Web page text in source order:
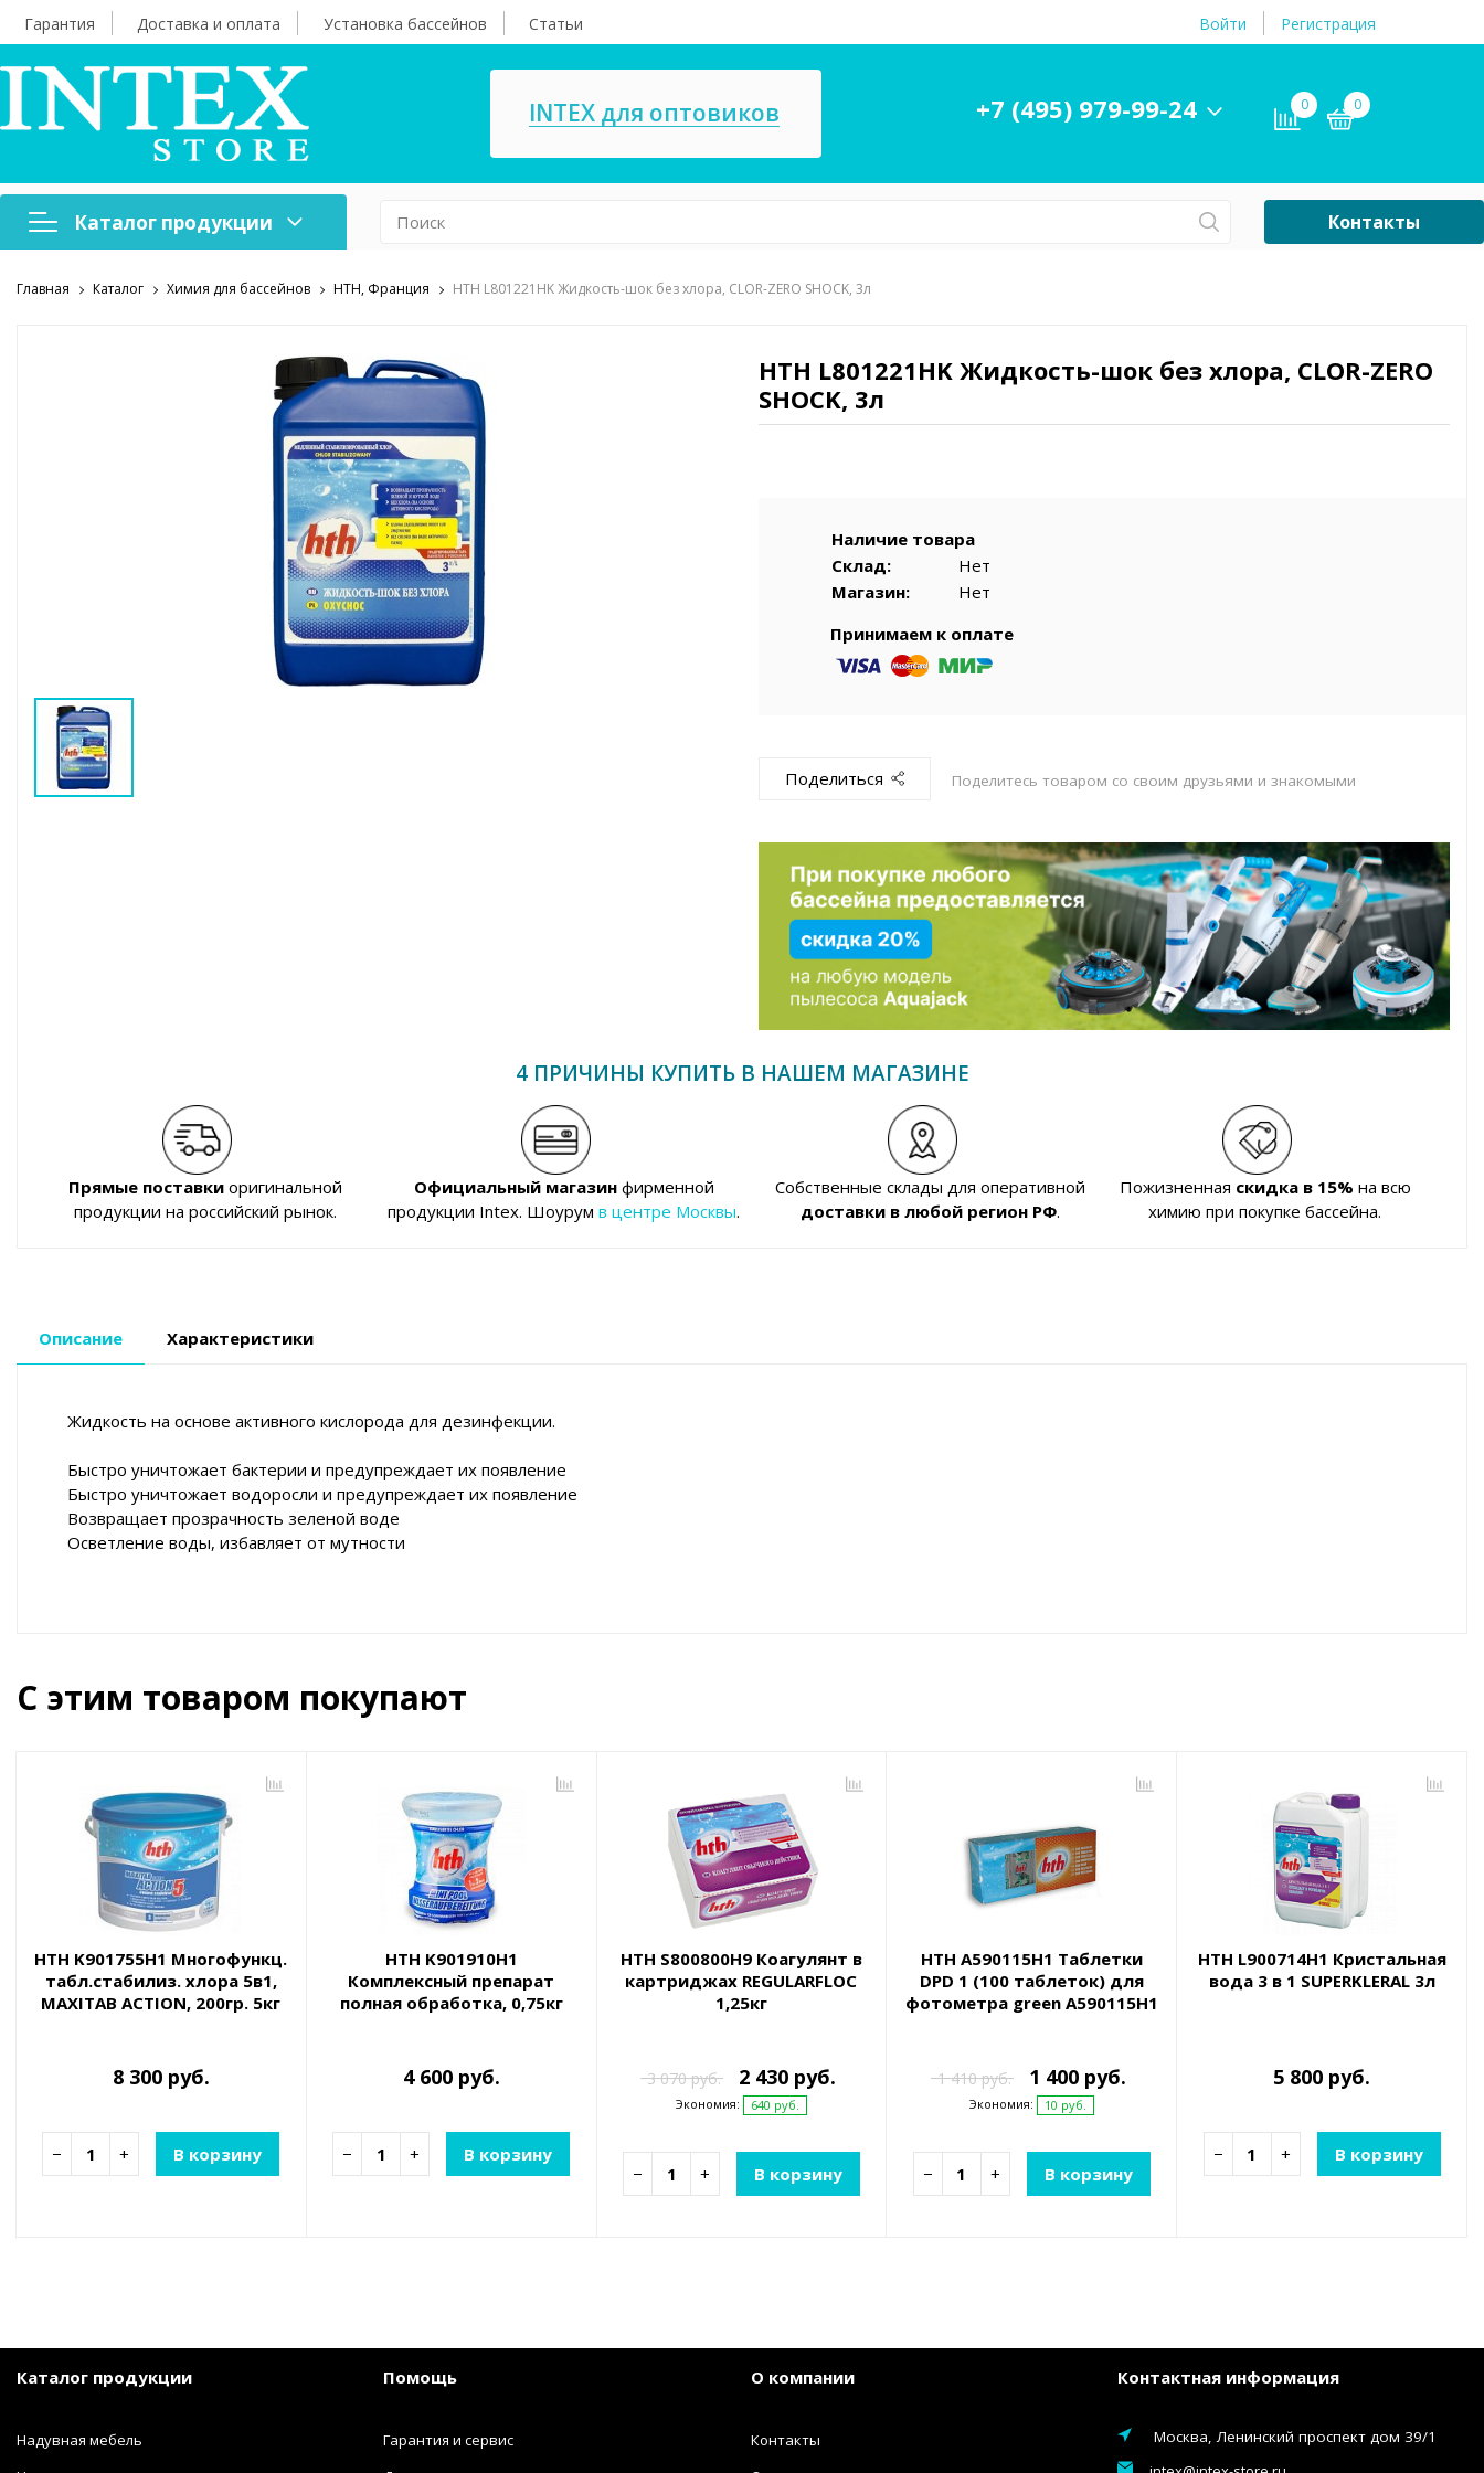
Гарантия Доставка и оплата Установка бассейнов Статьи Войти Регистрация
INTEX для оптовиков +7 (495) 979-99-24 0 0
Каталог продукции
Надувная мебель Насосы, ремкомплекты СПА
игрушки
принадлежности
Надувные лодки и
Химия для бассейнов Запчасти для бассейнов
Воздушные насосы
Контакты
Главная Каталог Химия для бассейнов HTH, Франция HTH L801221HK Жидкость-шок без хлора, CLOR-ZERO SHOCK, 3л
HTH L801221HK Жидкость-шок без хлора, CLOR-ZERO
SHOCK, 3л
Наличие товара
Склад:
Нет
Магазин:
Нет
Принимаем к оплате
Поделиться Поделитесь товаром со своим друзьями и знакомыми
4 ПРИЧИНЫ КУПИТЬ В НАШЕМ МАГАЗИНЕ
Прямые поставкиоригинальной
продукции на российский рынок.
Официальный магазинфирменной
продукции Intex. Шоурумв центре Москвы.
Собственные склады для оперативной
доставки в любой регион РФ.
Пожизненная скидка в 15% на всю
химию при покупке бассейна.
Описание Характеристики
Жидкость на основе активного кислорода для дезинфекции.
Быстро уничтожает бактерии и предупреждает их появление
Быстро уничтожает водоросли и предупреждает их появление
Возвращает прозрачность зеленой воде
Осветление воды, избавляет от мутности
С этим товаром покупают
HTH K901755H1 Многофункц.
табл.стабилиз. хлора 5в1,
MAXITAB ACTION, 200гр. 5кг
8 300 руб.
− + В корзину
HTH K901910H1
Комплексный препарат
полная обработка, 0,75кг
4 600 руб.
− + В корзину
HTH S800800H9 Коагулянт в
картриджах REGULARFLOC
1,25кг
3 070 руб. 2 430 руб.
Экономия: 640 руб.
− + В корзину
HTH A590115H1 Таблетки
DPD 1 (100 таблеток) для
фотометра green A590115H1
1 410 руб. 1 400 руб.
Экономия: 10 руб.
− + В корзину
HTH L900714H1 Кристальная
вода 3 в 1 SUPERKLERAL 3л
5 800 руб.
− + В корзину
Каталог продукции
Надувная мебель
Помощь
Гарантия и сервис
О компании
Контакты
Контактная информация
Москва, Ленинский проспект дом 39/1